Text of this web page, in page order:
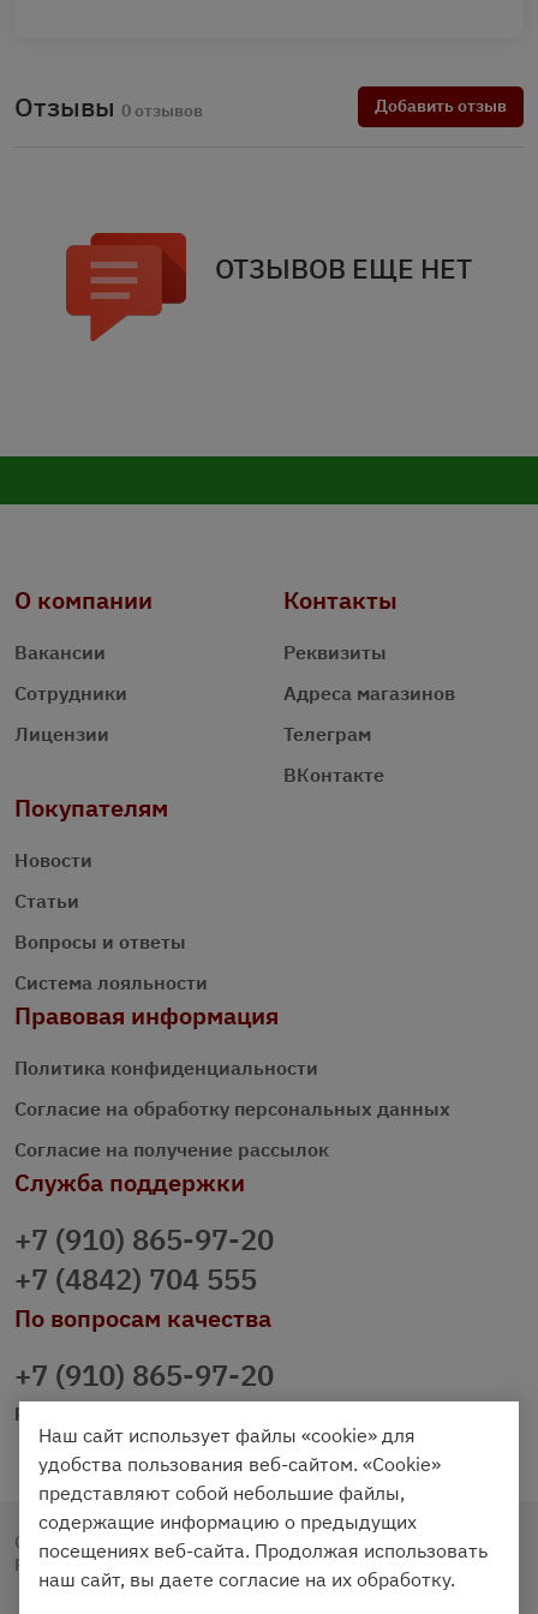
Отзывы 0 отзывов Добавить отзыв
ОТЗЫВОВ ЕЩЕ НЕТ
О компании
Вакансии
Сотрудники
Лицензии
Контакты
Реквизиты
Адреса магазинов
Телеграм
ВКонтакте
Покупателям
Новости
Статьи
Вопросы и ответы
Система лояльности
Правовая информация
Политика конфиденциальности
Согласие на обработку персональных данных
Согласие на получение рассылок
Служба поддержки
+7 (910) 865-97-20
+7 (4842) 704 555
По вопросам качества
+7 (910) 865-97-20
prazdnichniy40@palmi.ru
Copyright © 2020 - 2026. Праздничный Стол.
Разработка и продвижение - Vegas Studio
Наш сайт использует файлы «cookie» для
удобства пользования веб-сайтом. «Cookie»
представляют собой небольшие файлы,
содержащие информацию о предыдущих
посещениях веб-сайта. Продолжая использовать
наш сайт, вы даете согласие на их обработку.